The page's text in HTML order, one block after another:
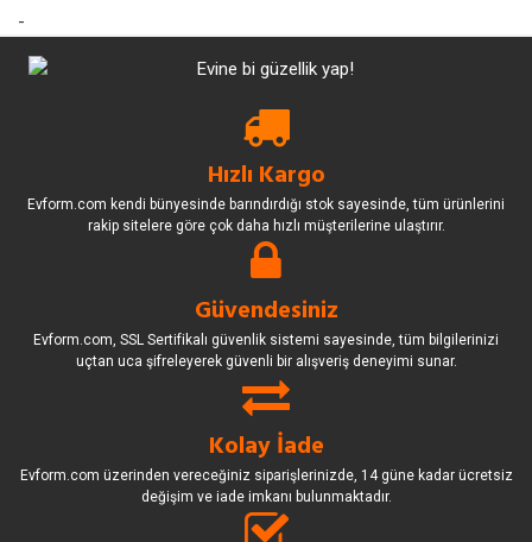
-
Hızlı Kargo
Evform.com kendi bünyesinde barındırdığı stok sayesinde, tüm ürünlerini
rakip sitelere göre çok daha hızlı müşterilerine ulaştırır.
Güvendesiniz
Evform.com, SSL Sertifikalı güvenlik sistemi sayesinde, tüm bilgilerinizi
uçtan uca şifreleyerek güvenli bir alışveriş deneyimi sunar.
Kolay İade
Evform.com üzerinden vereceğiniz siparişlerinizde, 14 güne kadar ücretsiz
değişim ve iade imkanı bulunmaktadır.